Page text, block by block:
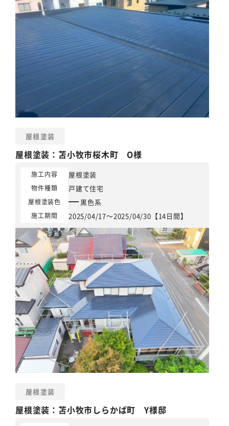
屋根塗装
屋根塗装 ：苫小牧市桜木町 O様
施工内容 屋根塗装
物件種類 戸建て住宅
屋根塗装色 黒色系
施工期間 2025/04/17～2025/04/30【14日間】
屋根塗装
屋根塗装 ：苫小牧市しらかば町 Y様邸